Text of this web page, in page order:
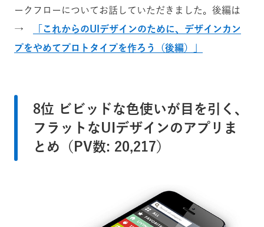
ークフローについてお話していただきました。後編は
→
「これからのUIデザインのために、デザインカン
プをやめてプロトタイプを作ろう（後編）」
8位 ビビッドな色使いが目を引く、
フラットなUIデザインのアプリま
とめ（PV数: 20,217）